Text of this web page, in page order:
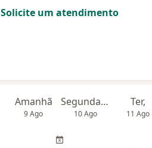
Solicite um atendimento
Amanhã
9 Ago
Segunda-feira
10 Ago
Ter,
11 Ago